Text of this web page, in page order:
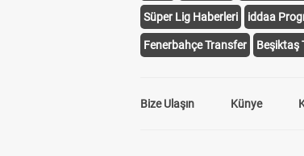
Süper Lig Haberleri iddaa
Fenerbahçe Transfer Beşiktaş
Bize Ulaşın Künye